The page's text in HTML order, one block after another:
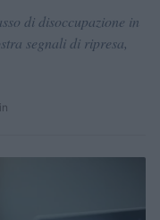
di disoccupazione in
segnali di ripresa,